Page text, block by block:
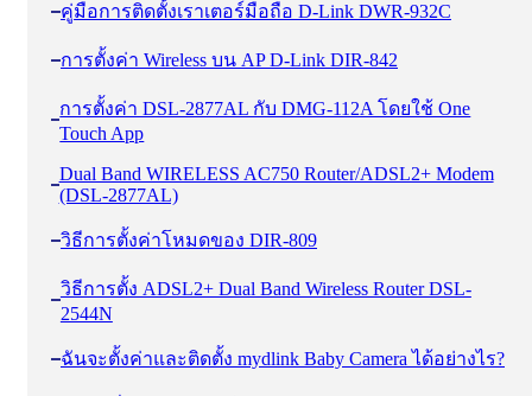
คู่มือการติดตั้งเราเตอร์มือถือ D-Link DWR-932C
การตั้งค่า Wireless บน AP D-Link DIR-842
การตั้งค่า DSL-2877AL กับ DMG-112A โดยใช้ One
Touch App
Dual Band WIRELESS AC750 Router/ADSL2+ Modem
(DSL-2877AL)
วิธีการตั้งค่าโหมดของ DIR-809
วิธีการตั้ง ADSL2+ Dual Band Wireless Router DSL-
2544N
ฉันจะตั้งค่าและติดตั้ง mydlink Baby Camera ได้อย่างไร?